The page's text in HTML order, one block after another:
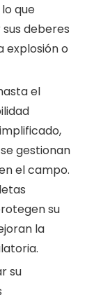
que
deberes
explosión o
el
gestionan
el campo.
su
la
su